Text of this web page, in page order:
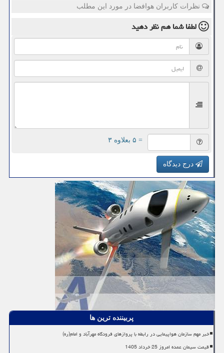
نظرات کاربران هوافضا در مورد این مطلب
لطفا شما همنظر دهید
= ۵ بعلاوه ۳
درج دیدگاه
پربیننده ترین ها
خبر مهم سازمان هواپیمایی در رابطه با پروازهای فرودگاه مهرآباد و امام(ره)
قیمت سیمان عمده امروز 25 خرداد 1405